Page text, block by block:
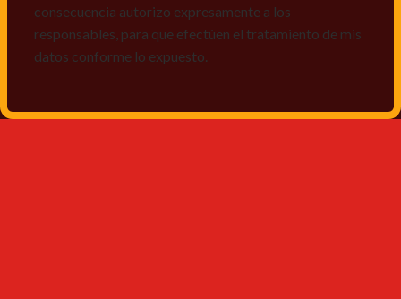
consecuencia autorizo expresamente a los
responsables, para que efectúen el tratamiento de mis
datos conforme lo expuesto.